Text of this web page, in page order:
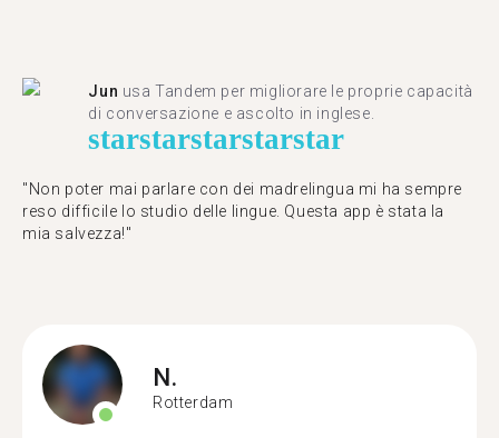
Jun usa Tandem per migliorare le proprie capacità
di conversazione e ascolto in inglese.
starstarstarstarstar
"Non poter mai parlare con dei madrelingua mi ha sempre
reso difficile lo studio delle lingue. Questa app è stata la
mia salvezza!"
N.
Rotterdam